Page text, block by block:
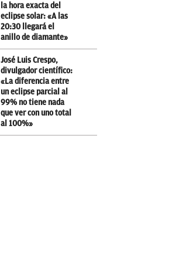
la hora exacta del
eclipse solar: «A las
20:30 llegará el
anillo de diamante»
José Luis Crespo,
divulgador científico:
«La diferencia entre
un eclipse parcial al
99% no tiene nada
que ver con uno total
al 100%»